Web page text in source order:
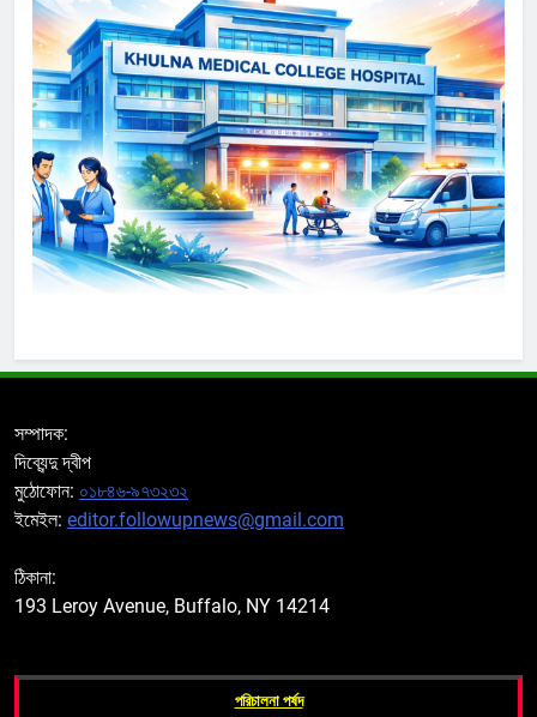
সম্পাদক:
দিব্যেন্দু দ্বীপ
মুঠোফোন: ০১৮৪৬-৯৭৩২৩২
ইমেইল: editor.followupnews@gmail.com
ঠিকানা:
193 Leroy Avenue, Buffalo, NY 14214
পরিচালনা পর্ষদ